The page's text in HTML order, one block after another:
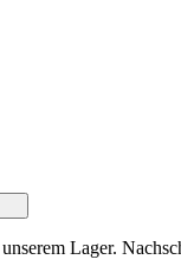
Lager.